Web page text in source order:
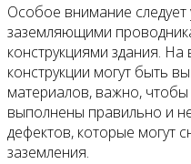
Особое внимание
заземляющими
конструкциями здания. На
конструкции могут быть
материалов, важно,
выполнены правильно и
дефектов, которые могут
заземления.